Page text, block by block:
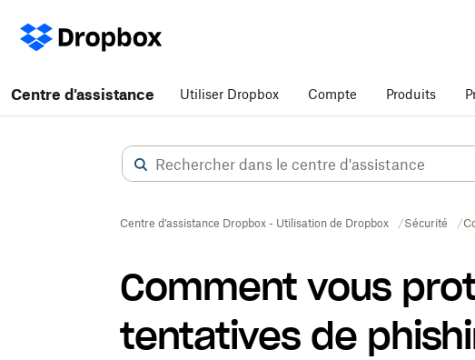
Centre d'assistance Utiliser Dropbox Compte Produits
Centre d’assistance Dropbox - Utilisation de Dropbox Sécurité
Comment vous
tentatives de